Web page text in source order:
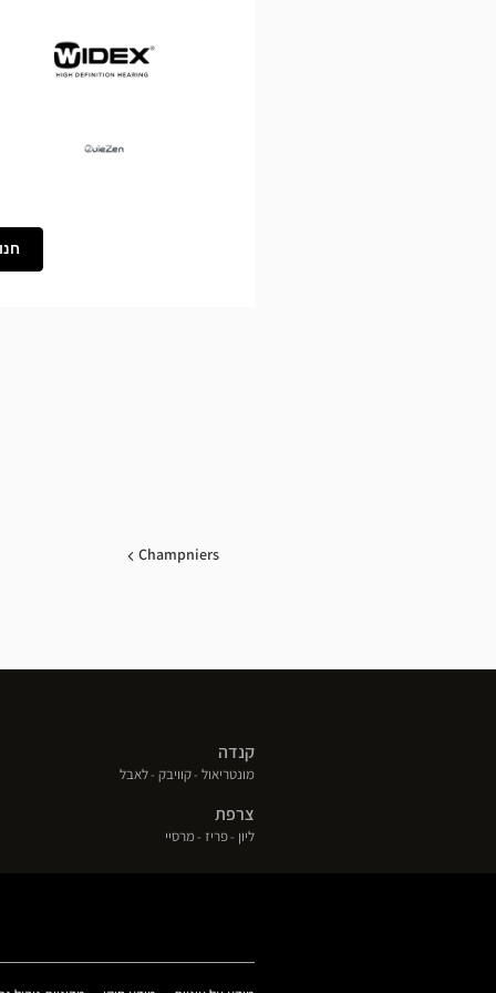
Champniers
קנדה
מונטריאול(פתח
קוויבק(פתח
לאבל(פתח
צרפת
ליון (פתח
פריז(פתח
מרסיי